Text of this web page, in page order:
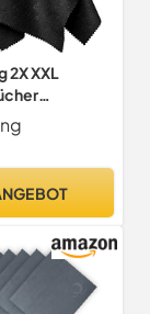
2X XXL
durch